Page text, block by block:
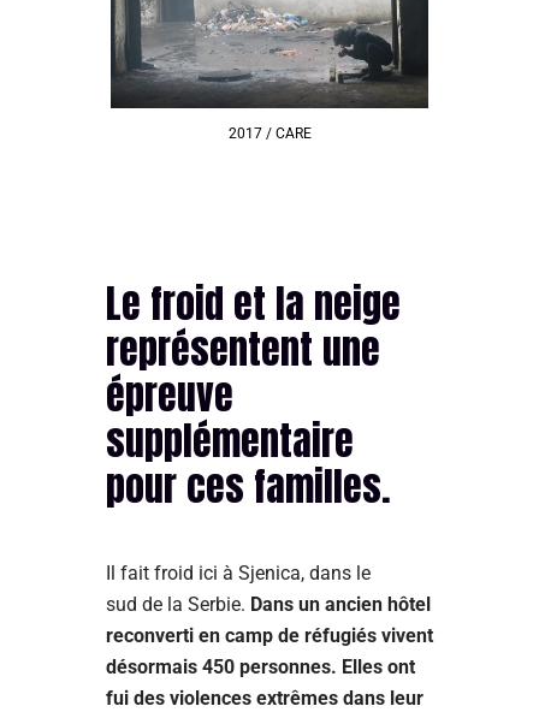
2017 / CARE
Le froid et la neige
représentent une
épreuve
supplémentaire
pour ces familles.
Il fait froid ici à Sjenica, dans le
sud de la Serbie. Dans un ancien hôtel
reconverti en camp de réfugiés vivent
désormais 450 personnes. Elles ont
fui des violences extrêmes dans leur